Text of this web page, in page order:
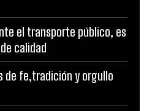
el transporte público, es
calidad
de fe,tradición y orgullo